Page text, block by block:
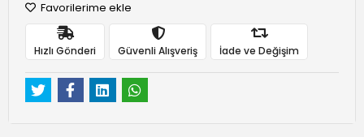
Favorilerime ekle
Hızlı Gönderi Güvenli Alışveriş İade ve Değişim